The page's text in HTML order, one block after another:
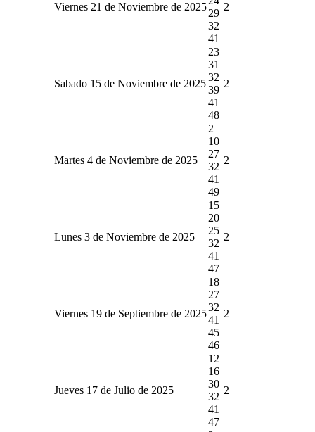
Viernes 21 de Noviembre de 2025
29
32
41
2
Sabado 15 de Noviembre de 2025
23
31
32
39
41
48
2
Martes 4 de Noviembre de 2025
2
10
27
32
41
49
2
Lunes 3 de Noviembre de 2025
15
20
25
32
41
47
2
Viernes 19 de Septiembre de 2025
18
27
32
41
45
46
2
Jueves 17 de Julio de 2025
12
16
30
32
41
47
2